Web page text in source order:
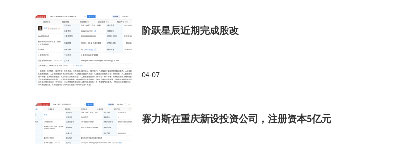
阶跃星辰近期完成股改
04-07
赛力斯在重庆新设投资公司，注册资本5亿元